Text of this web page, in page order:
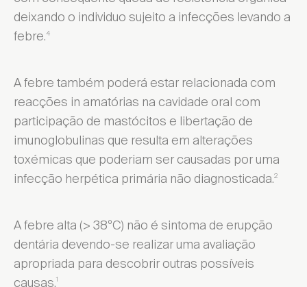
deixando o individuo sujeito a infecções levando a
febre.4
A febre também poderá estar relacionada com
reacções in amatórias na cavidade oral com
participação de mastócitos e libertação de
imunoglobulinas que resulta em alterações
toxémicas que poderiam ser causadas por uma
infecção herpética primária não diagnosticada.2
A febre alta (> 38ºC) não é sintoma de erupção
dentária devendo-se realizar uma avaliação
apropriada para descobrir outras possíveis
causas.1